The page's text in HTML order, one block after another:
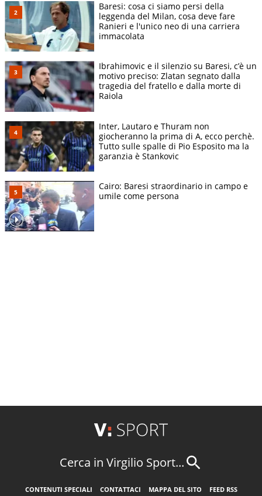
Baresi: cosa ci siamo persi della
leggenda del Milan, cosa deve fare
Ranieri e l'unico neo di una carriera
immacolata
Ibrahimovic e il silenzio su Baresi, c’è un
motivo preciso: Zlatan segnato dalla
tragedia del fratello e dalla morte di
Raiola
Inter, Lautaro e Thuram non
giocheranno la prima di A, ecco perchè.
Tutto sulle spalle di Pio Esposito ma la
garanzia è Stankovic
Cairo: Baresi straordinario in campo e
umile come persona
Cerca in Virgilio Sport...
CONTENUTI SPECIALI CONTATTACI MAPPA DEL SITO FEED RSS